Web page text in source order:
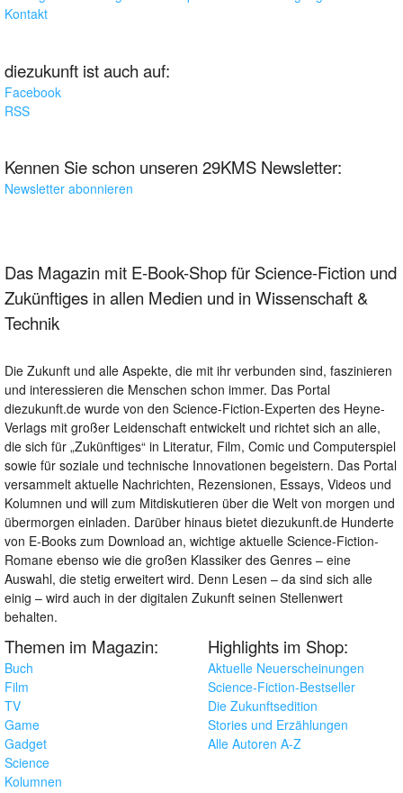
Kontakt
diezukunft ist auch auf:
Facebook
RSS
Kennen Sie schon unseren 29KMS Newsletter:
Newsletter abonnieren
Das Magazin mit E-Book-Shop für Science-Fiction und
Zukünftiges in allen Medien und in Wissenschaft &
Technik
Die Zukunft und alle Aspekte, die mit ihr verbunden sind, faszinieren
und interessieren die Menschen schon immer. Das Portal
diezukunft.de wurde von den Science-Fiction-Experten des Heyne-
Verlags mit großer Leidenschaft entwickelt und richtet sich an alle,
die sich für „Zukünftiges“ in Literatur, Film, Comic und Computerspiel
sowie für soziale und technische Innovationen begeistern. Das Portal
versammelt aktuelle Nachrichten, Rezensionen, Essays, Videos und
Kolumnen und will zum Mitdiskutieren über die Welt von morgen und
übermorgen einladen. Darüber hinaus bietet diezukunft.de Hunderte
von E-Books zum Download an, wichtige aktuelle Science-Fiction-
Romane ebenso wie die großen Klassiker des Genres – eine
Auswahl, die stetig erweitert wird. Denn Lesen – da sind sich alle
einig – wird auch in der digitalen Zukunft seinen Stellenwert
behalten.
Themen im Magazin:
Buch
Film
TV
Game
Gadget
Science
Kolumnen
Highlights im Shop:
Aktuelle Neuerscheinungen
Science-Fiction-Bestseller
Die Zukunftsedition
Stories und Erzählungen
Alle Autoren A-Z